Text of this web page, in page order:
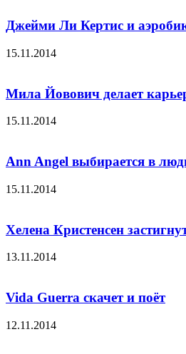
Джейми Ли Кертис и
15.11.2014
Мила Йовович делает
15.11.2014
Ann Angel выбирается в
15.11.2014
Хелена Кристенсен
13.11.2014
Vida Guerra скачет и поёт
12.11.2014